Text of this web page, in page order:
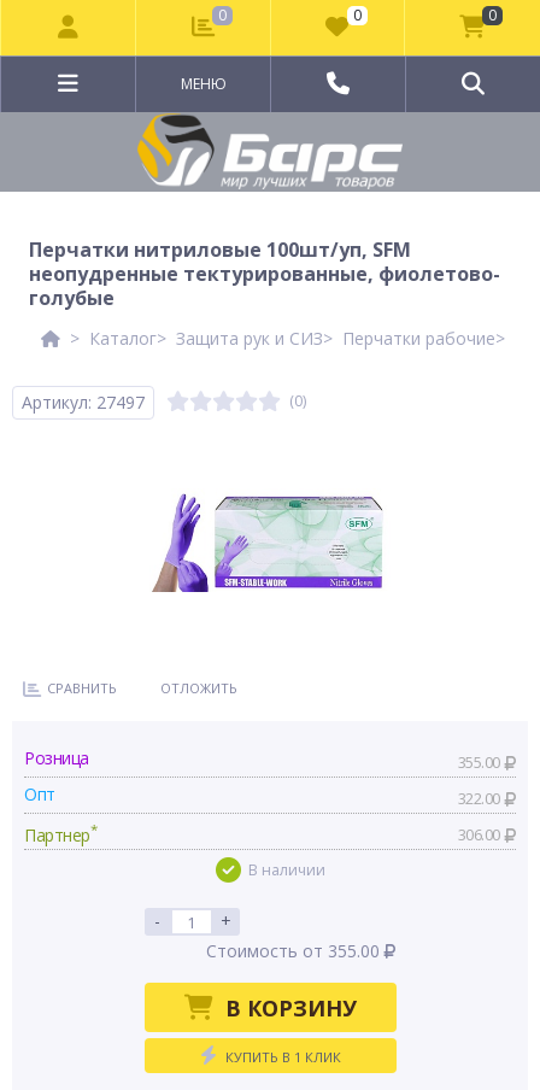
МЕНЮ
Перчатки нитриловые 100шт/уп, SFM
неопудренные тектурированные, фиолетово-
голубые
Каталог Защита рук и СИЗ Перчатки рабочие
Артикул: 27497 (0)
СРАВНИТЬ ОТЛОЖИТЬ
Розница 355.00
Опт 322.00
Партнер* 306.00
В наличии
-
+
Стоимость от 355.00
В КОРЗИНУ
КУПИТЬ В 1 КЛИК
0 0 0